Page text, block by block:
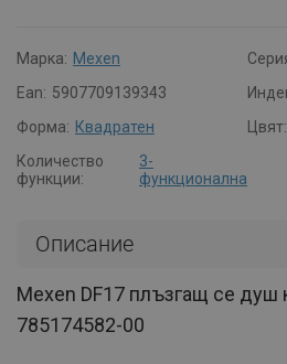
Марка: Mexen
Ean: 5907709139343
Форма: Квадратен Цвят:
Количество
функции:
3-
функционална
Описание
Mexen DF17 плъзгащ се душ
785174582-00